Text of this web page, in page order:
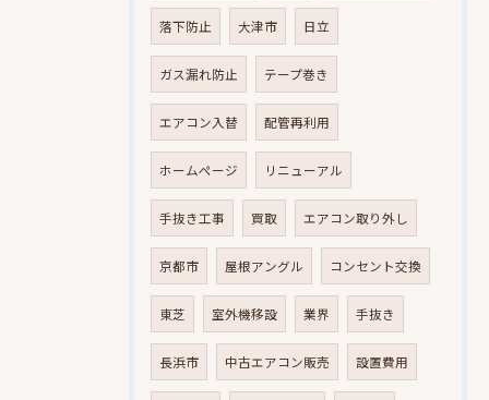
落下防止 大津市 日立
ガス漏れ防止 テープ巻き
エアコン入替 配管再利用
ホームページ リニューアル
手抜き工事 買取 エアコン取り外し
京都市 屋根アングル コンセント交換
東芝 室外機移設 業界 手抜き
長浜市 中古エアコン販売 設置費用